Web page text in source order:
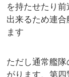
を持たせたり
出来るため連
ます
ただし通常艦
がります、第